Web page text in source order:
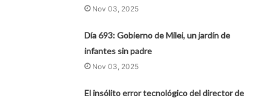
Nov 03, 2025
Día 693: Gobierno de Milei, un jardín de
infantes sin padre
Nov 03, 2025
El insólito error tecnológico del director de